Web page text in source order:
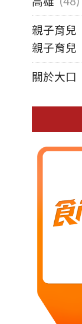
親子育兒
親子育兒
關於大口